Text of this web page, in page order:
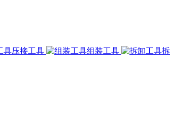
压接工具 组装工具